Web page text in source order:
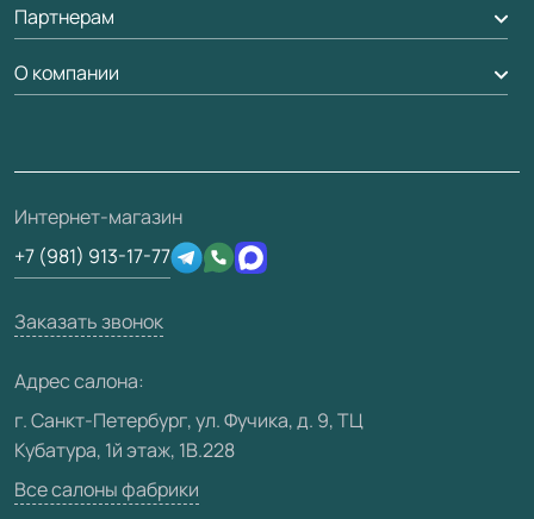
Рейки, баффели, стеллажи
Погонаж
Гарантия
Вопрос-ответ
Отзывы клиентов
Техническая информация
Юридическая информация
Вызов замерщика
Доставка
Партнерам
Дизайнерам / архитекторам
Скачать материалы
3D-модели
О компании
О фабрике
Сертификаты
Производство
Вакансии
Видео
Карта сайта
Интернет-магазин
+7 (981) 913-17-77
Заказать звонок
Адрес салона:
г. Санкт-Петербург, ул. Фучика, д. 9, ТЦ
Кубатура, 1й этаж, 1В.228
Все салоны фабрики